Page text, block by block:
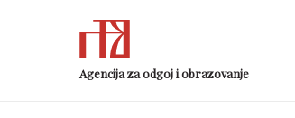
Agencija za odgoj i obrazovanje